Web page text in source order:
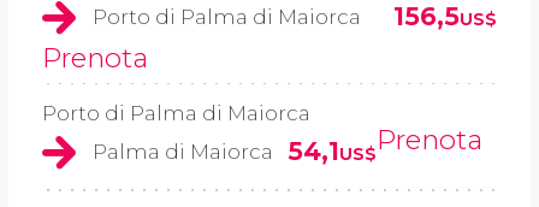
Porto di Palma di Maiorca
156,5US$
Prenota
Porto di Palma di Maiorca
Palma di Maiorca
54,1US$Prenota